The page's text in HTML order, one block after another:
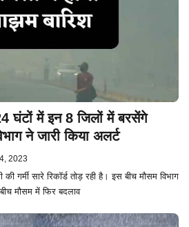
में इन 8 जिलों में बरसेंगे
ने जारी किया अलर्ट
2023
गर्मी सारे रिकॉर्ड तोड़ रही है। इस बीच मौसम विभाग
मौसम में फिर बदलाव